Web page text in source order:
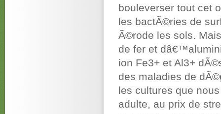
bouleverser tout cet
les bactÃ©ries de
Ã©rode les sols.
de fer et
ion Fe3+ et Al3+
des maladies de
les cultures que
adulte, au prix de